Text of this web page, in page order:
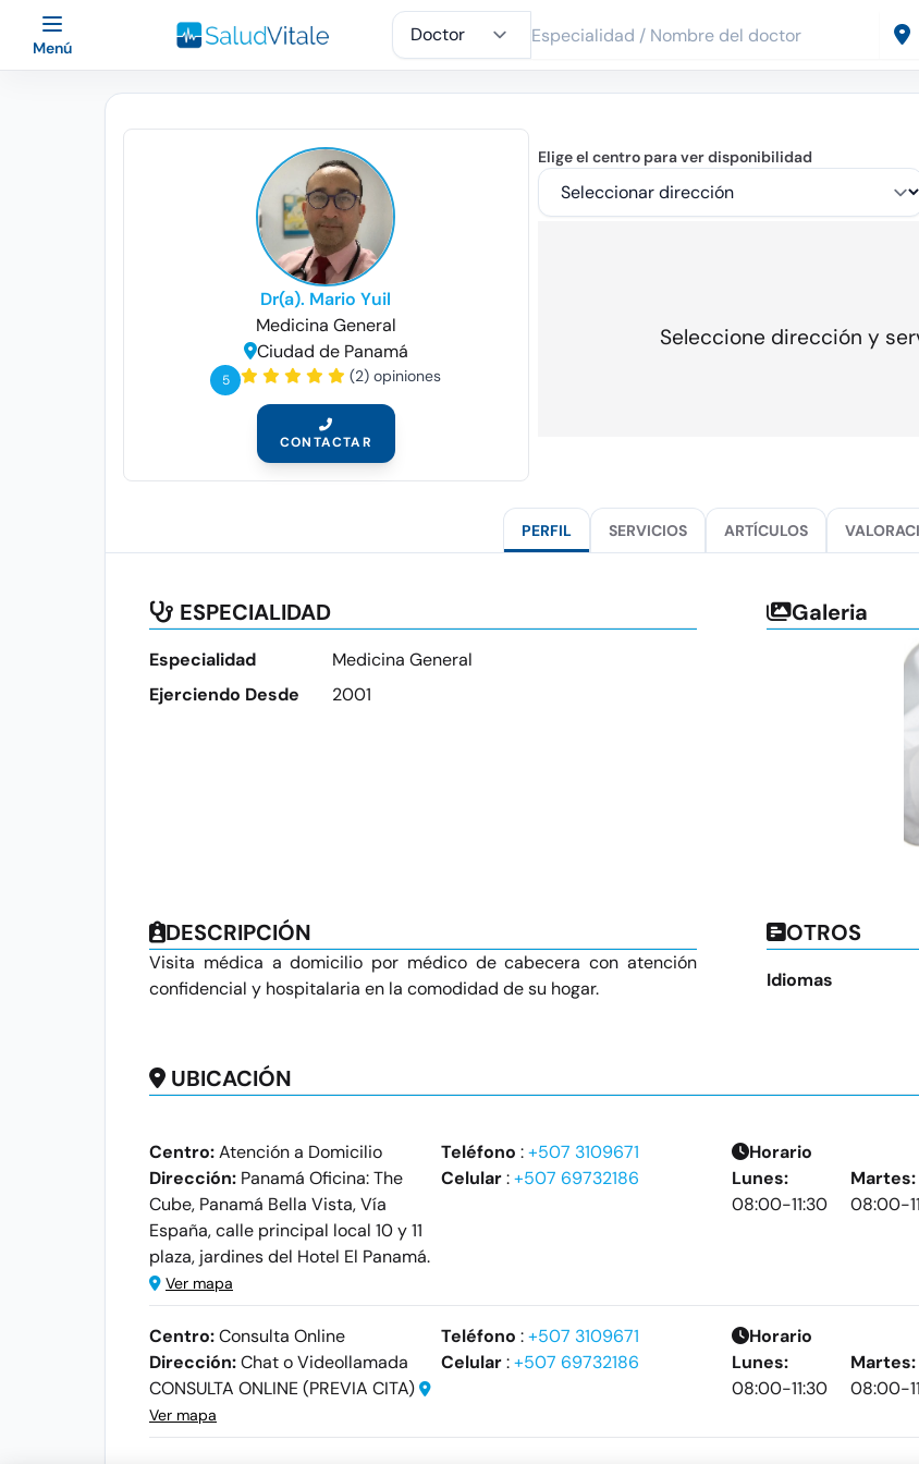
Menú
Dr(a). Mario Yuil
Medicina General
Ciudad de Panamá
5 (2) opiniones
CONTACTAR
Elige el centro para ver disponibilidad
Seleccione dirección y
PERFIL SERVICIOS ARTÍCULOS
ESPECIALIDAD
Especialidad
Medicina General
Ejerciendo Desde
2001
Galeria
DESCRIPCIÓN
Visita médica a domicilio por médico de cabecera con atención
confidencial y hospitalaria en la comodidad de su hogar.
OTROS
Idiomas
UBICACIÓN
Centro:Atención a Domicilio
Dirección: Panamá Oficina: The
Cube, Panamá Bella Vista, Vía
España, calle principal local 10 y 11
plaza, jardines del Hotel El Panamá.
Ver mapa
Teléfono :+507 3109671
Celular:+507 69732186
Horario
Lunes:
08:00-11:30
Martes:
08:00-
Centro:Consulta Online
Dirección:Chat o Videollamada
CONSULTA ONLINE (PREVIA CITA)
Ver mapa
Teléfono :+507 3109671
Celular:+507 69732186
Horario
Lunes:
08:00-11:30
Martes:
08:00-